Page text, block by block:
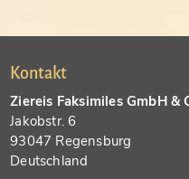
Kontakt
Ziereis Faksimiles GmbH &
Jakobstr. 6
93047 Regensburg
Deutschland